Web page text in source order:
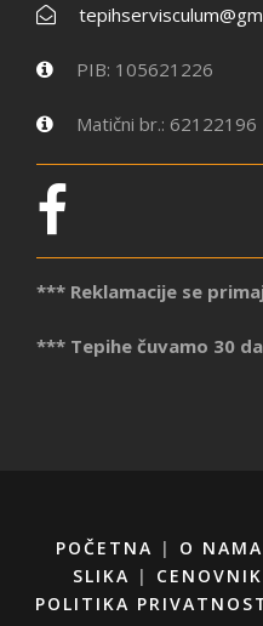
PIB: 105621226
Matični br.: 62122196
*** Reklamacije se
*** Tepihe čuvamo 30
POČETNA | O NAMA
SLIKA | CENOVNIK
POLITIKA